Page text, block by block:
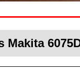
Makita